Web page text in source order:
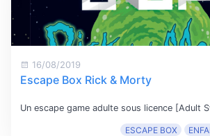
16/08/2019
Escape Box Rick & Morty
Un escape game adulte sous licence [Adult
ESCAPE BOX